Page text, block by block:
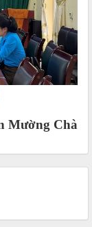
Mường Chà